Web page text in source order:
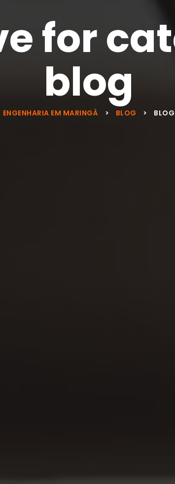
for
blog
ENGENHARIA EM MARINGÁ > BLOG > BLOG